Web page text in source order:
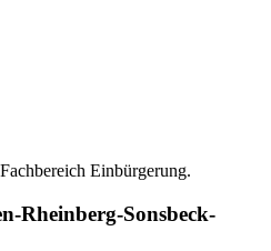
Einbürgerung.
Rheinberg-Sonsbeck-